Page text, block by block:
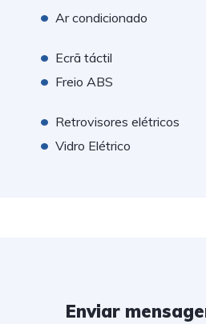
• Ar condicionado
• Ecrã táctil
• Freio ABS
• Retrovisores elétricos
• Vidro Elétrico
Enviar